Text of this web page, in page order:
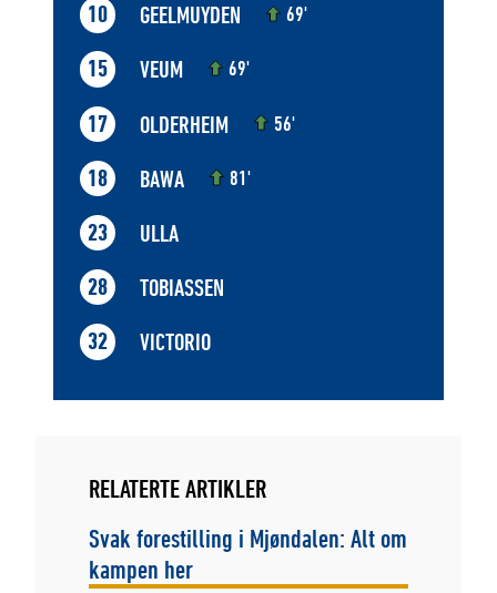
10 GEELMUYDEN 69'
15 VEUM 69'
17 OLDERHEIM 56'
18 BAWA 81'
23 ULLA
28 TOBIASSEN
32 VICTORIO
RELATERTE ARTIKLER
Svak forestilling i Mjøndalen: Alt om
kampen her